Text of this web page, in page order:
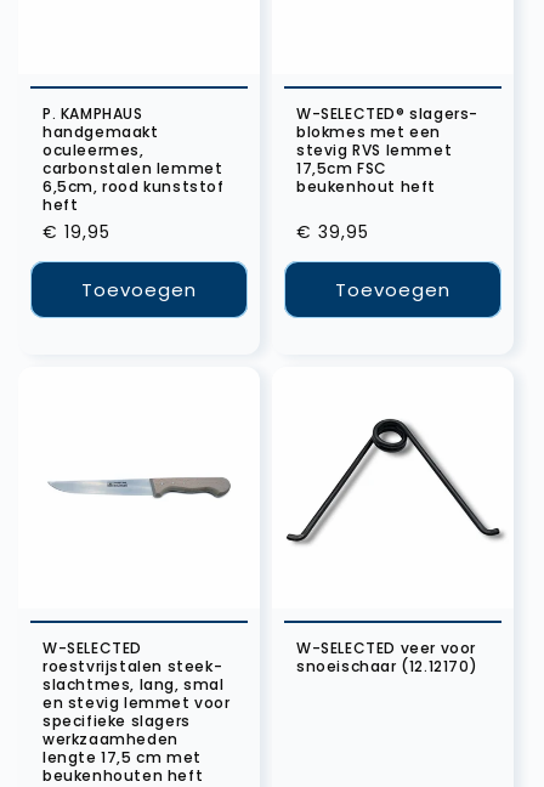
P. KAMPHAUS
handgemaakt
oculeermes,
carbonstalen lemmet
6,5cm, rood kunststof
heft
Normale
prijs
€ 19,95
Toevoegen
W-SELECTED® slagers-
blokmes met een
stevig RVS lemmet
17,5cm FSC
beukenhout heft
Normale
prijs
€ 39,95
Toevoegen
W-SELECTED
roestvrijstalen steek-
slachtmes, lang, smal
en stevig lemmet voor
specifieke slagers
werkzaamheden
lengte 17,5 cm met
beukenhouten heft
W-SELECTED veer voor
snoeischaar (12.12170)